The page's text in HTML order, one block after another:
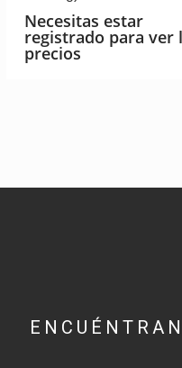
Necesitas estar
registrado para ver
precios